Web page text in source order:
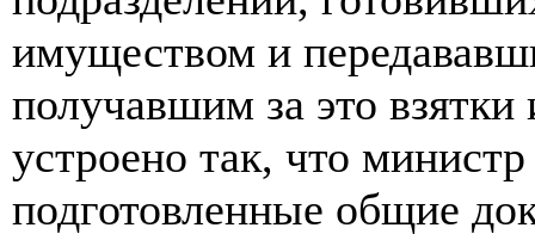
имуществом и
получавшим за это
устроено так, что
подготовленные общие